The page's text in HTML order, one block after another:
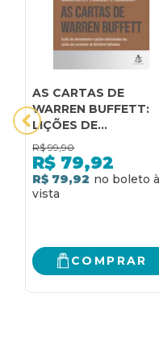
AS CARTAS DE
WARREN BUFFETT:
LIÇÕES DE
INVESTIMENTO E
GESTÃO
SELECIONADAS DAS
CARTAS AOS
R$ 99,90
R$ 79,92
R$ 79,92
COMPRAR